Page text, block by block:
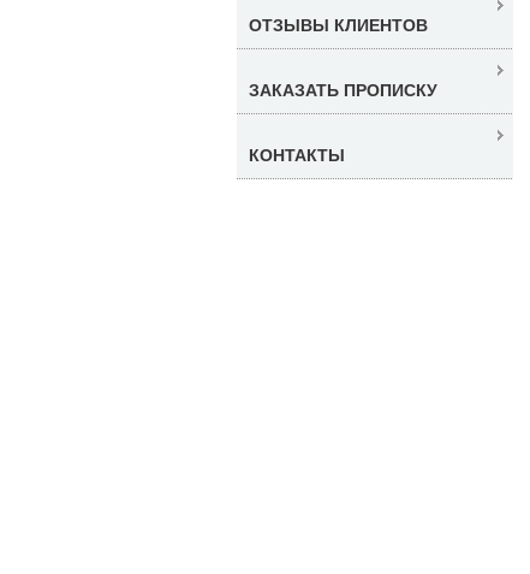
ОТЗЫВЫ КЛИЕНТОВ
ЗАКАЗАТЬ ПРОПИСКУ
КОНТАКТЫ